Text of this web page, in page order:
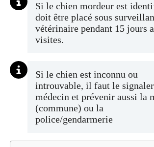
Si le chien mordeur est
doit être placé sous
vétérinaire pendant 15 jours
visites.
Si le chien est inconnu ou
introuvable, il faut le
médecin et prévenir aussi la
(commune) ou la
police/gendarmerie